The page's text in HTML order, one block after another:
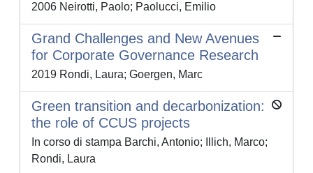
2006 Neirotti, Paolo; Paolucci, Emilio
Grand Challenges and New Avenues
for Corporate Governance Research
2019 Rondi, Laura; Goergen, Marc
Green transition and decarbonization:
the role of CCUS projects
In corso di stampa Barchi, Antonio; Illich, Marco;
Rondi, Laura